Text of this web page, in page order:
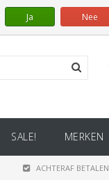
SALE! MERKEN
ACHTERAF BETALEN
Ja Nee